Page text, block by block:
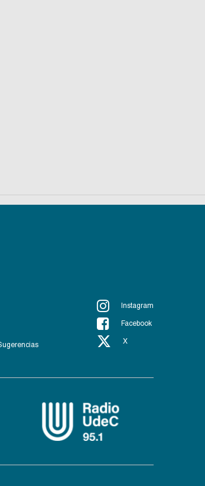
Instagram
Facebook
X